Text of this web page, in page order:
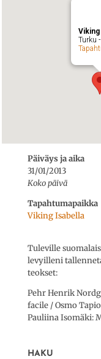
Turku
Päiväys ja aika
31/01/2013
Koko päivä
Tapahtumapaikka
Viking Isabella
Tuleville
levyilleni
teokset:
Pehr Henrik
facile / Osmo
Pauliina Isomäki:
HAKU